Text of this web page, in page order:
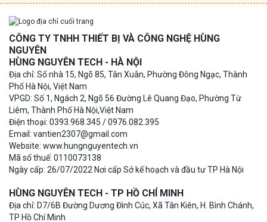
CÔNG TY TNHH THIẾT BỊ VÀ CÔNG NGHỆ HÙNG
NGUYÊN
HÙNG NGUYÊN TECH - HÀ NỘI
Địa chỉ: Số nhà 15, Ngõ 85, Tân Xuân, Phường Đông Ngạc, Thành
Phố Hà Nội, Việt Nam
VPGD: Số 1, Ngách 2, Ngõ 56 Đường Lê Quang Đạo, Phường Từ
Liêm, Thành Phố Hà Nội,Việt Nam
Điện thoại: 0393.968.345 / 0976.082.395
Email: vantien2307@gmail.com
Website: www.hungnguyentech.vn
Mã số thuế: 0110073138
Ngày cấp: 26/07/2022 Nơi cấp Sở kế hoạch và đầu tư TP Hà Nội
HÙNG NGUYÊN TECH - TP HỒ CHÍ MINH
Địa chỉ: D7/6B Đường Dương Đình Cúc, Xã Tân Kiên, H. Bình Chánh,
TP Hồ Chí Minh